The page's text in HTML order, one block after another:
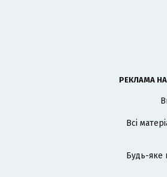
РЕКЛАМА НА
Всі
Будь-яке